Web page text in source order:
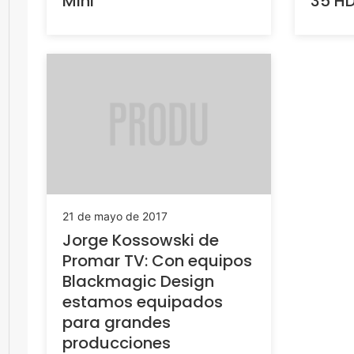
21 de mayo de 2017
Jorge Kossowski de
Promar TV: Con equipos
Blackmagic Design
estamos equipados
para grandes
producciones